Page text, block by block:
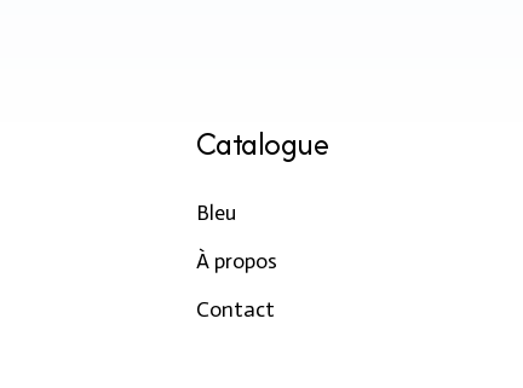
Catalogue
Bleu
À propos
Contact